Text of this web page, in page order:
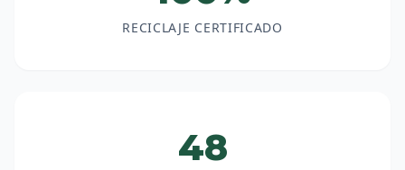
RECICLAJE CERTIFICADO
48